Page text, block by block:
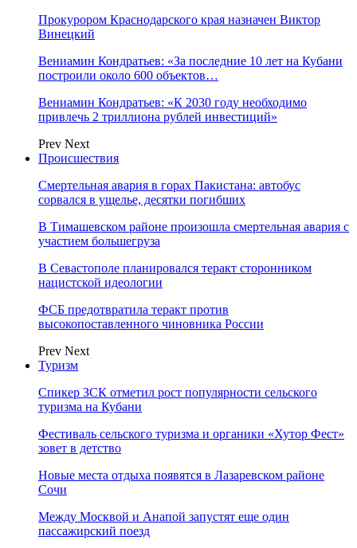
Прокурором Краснодарского края назначен Виктор
Винецкий
Вениамин Кондратьев: «За последние 10 лет на Кубани
построили около 600 объектов…
Вениамин Кондратьев: «К 2030 году необходимо
привлечь 2 триллиона рублей инвестиций»
Prev Next
Происшествия
Смертельная авария в горах Пакистана: автобус
сорвался в ущелье, десятки погибших
В Тимашевском районе произошла смертельная авария с
участием большегруза
В Севастополе планировался теракт сторонником
нацистской идеологии
ФСБ предотвратила теракт против
высокопоставленного чиновника России
Prev Next
Туризм
Спикер ЗСК отметил рост популярности сельского
туризма на Кубани
Фестиваль сельского туризма и органики «Хутор Фест»
зовет в детство
Новые места отдыха появятся в Лазаревском районе
Сочи
Между Москвой и Анапой запустят еще один
пассажирский поезд